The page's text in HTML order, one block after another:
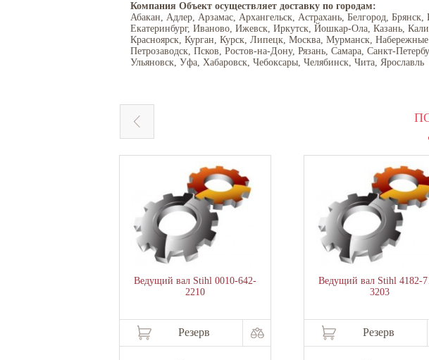
Компания Объект осуществляет доставку по городам:
Абакан, Адлер, Арзамас, Архангельск, Астрахань, Белгород,
Екатеринбург, Иваново, Ижевск, Иркутск, Йошкар-Ола, Казань,
Красноярск, Курган, Курск, Липецк, Москва, Мурманск,
Петрозаводск, Псков, Ростов-на-Дону, Рязань, Самара, Санкт-
Ульяновск, Уфа, Хабаровск, Чебоксары, Челябинск, Чита, Ярославль
Ведущий вал Stihl 0010-642-
2210
Резерв
Ведущий вал Stihl 4182-
3203
Резерв